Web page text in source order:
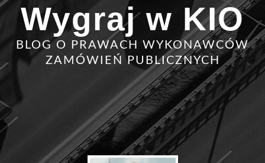
Wygraj w KIO
BLOG O PRAWACH WYKONAWCÓW
ZAMÓWIEŃ PUBLICZNYCH